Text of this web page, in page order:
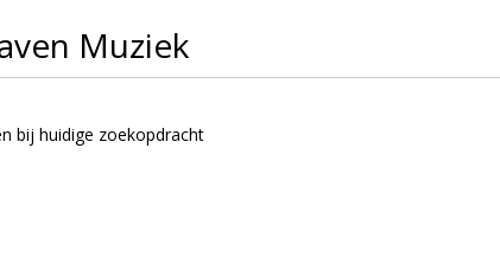
Muziek
bij huidige zoekopdracht